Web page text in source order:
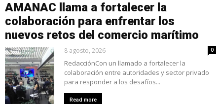
AMANAC llama a fortalecer la
colaboración para enfrentar los
nuevos retos del comercio marítimo
8 agosto, 2026 0
RedacciónCon un llamado a fortalecer la
colaboración entre autoridades y sector privado
para responder a los desafíos...
Read more